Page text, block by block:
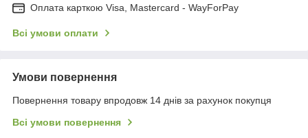
Оплата карткою Visa, Mastercard - WayForPay
Всі умови оплати
Умови повернення
Повернення товару впродовж 14 днів за рахунок покупця
Всі умови повернення